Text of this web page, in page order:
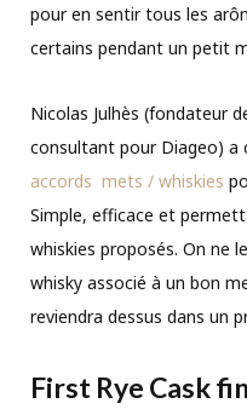
pour en sentir tous les
certains pendant un petit
Nicolas Julhès (fondateur
consultant pour Diageo) a
accords mets / whiskies
Simple, efficace et
whiskies proposés. On ne
whisky associé à un bon
reviendra dessus dans un
First Rye Cask